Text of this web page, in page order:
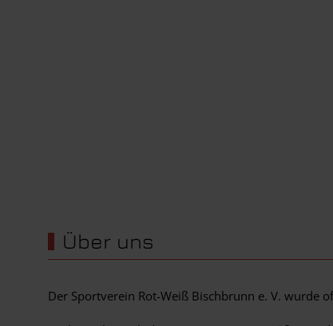
Über uns
Der Sportverein Rot-Weiß Bischbrunn e. V. wurde